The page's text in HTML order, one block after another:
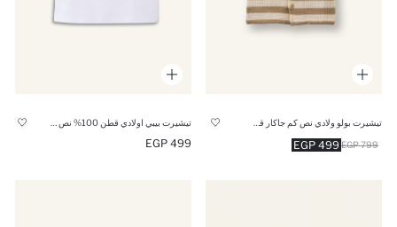
تيشيرت بولو ولادي نص كم جاكار قصة عادية
499 EGP 799 EGP
تيشيرت بيبي اولادي قطن 100% نص كم قصة عادية من كارز
499 EGP